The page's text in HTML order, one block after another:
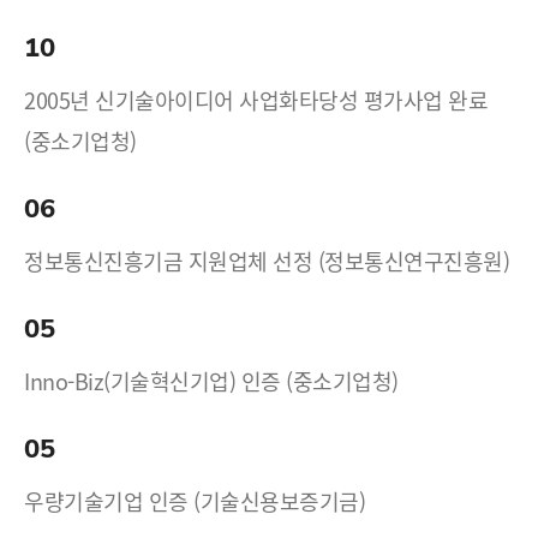
10
2005년 신기술아이디어 사업화타당성 평가사업 완료
(중소기업청)
06
정보통신진흥기금 지원업체 선정 (정보통신연구진흥원)
05
Inno-Biz(기술혁신기업) 인증 (중소기업청)
05
우량기술기업 인증 (기술신용보증기금)